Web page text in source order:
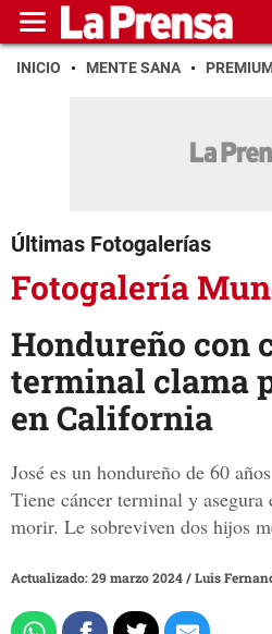
INICIO MENTE SANA
Últimas Fotogalerías
Fotogalería
Hondureño con
terminal clama
en California
José es un hondureño de 60
Tiene cáncer terminal y asegura
morir. Le sobreviven dos hijos
Actualizado: 29 marzo 2024/Luis